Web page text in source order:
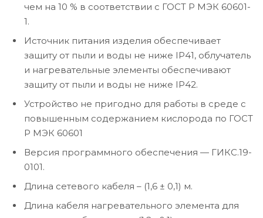
чем на 10 % в соответствии с ГОСТ Р МЭК 60601-
1.
Источник питания изделия обеспечивает
защиту от пыли и воды не ниже IP41, облучатель
и нагревательные элементы обеспечивают
защиту от пыли и воды не ниже IP42.
Устройство не пригодно для работы в среде с
повышенным содержанием кислорода по ГОСТ
Р МЭК 60601
Версия программного обеспечения — ГИКС.19-
0101.
Длина сетевого кабеля – (1,6 ± 0,1) м.
Длина кабеля нагревательного элемента для